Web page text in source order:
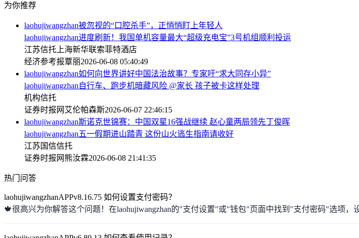
为你推荐
laohujiwangzhan被忽视的“口腔杀手”，正悄悄盯上年轻人
laohujiwangzhan进度刷新！我国单机容量最大“超级充电宝”3号机组顺利投运
江苏信托 上海新华联索菲特酒店
经济参考报覃丽2026-06-08 05:40:49
laohujiwangzhan如何向世界讲好中国法治故事？专家吁“求大同存小异”
laohujiwangzhan自行车、跑步机暗藏风险 @家长 孩子被卡这样处理
机构信托
证券时报网 艾伦帕森斯2026-06-07 22:46:15
laohujiwangzhan斯诺克世锦赛：中国双星16强战继续 赵心童两局领先丁俊晖
laohujiwangzhan五一假期进山踏青 这份山火逃生指南请收好
江苏国信信托
证券时报网 熊汝霖2026-06-08 21:41:35
热门问答
laohujiwangzhanAPPv8.16.75 如何设置支付密码？
🍁很高兴为你解答这个问题！在laohujiwangzhan的"支付设置"或"钱包"页面中找到"支付密码"选项